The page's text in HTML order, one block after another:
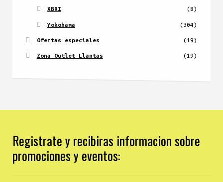
XBRI (8)
Yokohama (304)
Ofertas especiales (19)
Zona Outlet Llantas (19)
Registrate y recibiras informacion sobre
promociones y eventos: